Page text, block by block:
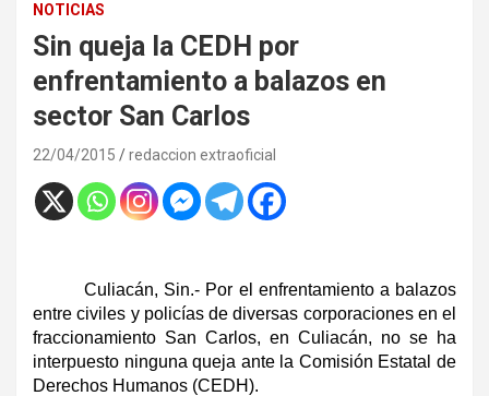
NOTICIAS
Sin queja la CEDH por
enfrentamiento a balazos en
sector San Carlos
22/04/2015 redaccion extraoficial
Culiacán, Sin.- Por el enfrentamiento a balazos
entre civiles y policías de diversas corporaciones en el
fraccionamiento San Carlos, en Culiacán, no se ha
interpuesto ninguna queja ante la Comisión Estatal de
Derechos Humanos (CEDH).